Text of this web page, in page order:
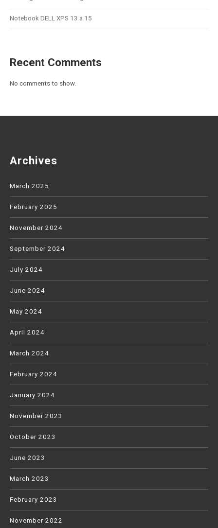
Notebook DELL XPS 13 a 15
Recent Comments
No comments to show.
Archives
March 2025
February 2025
November 2024
September 2024
July 2024
June 2024
May 2024
April 2024
March 2024
February 2024
January 2024
November 2023
October 2023
June 2023
March 2023
February 2023
November 2022